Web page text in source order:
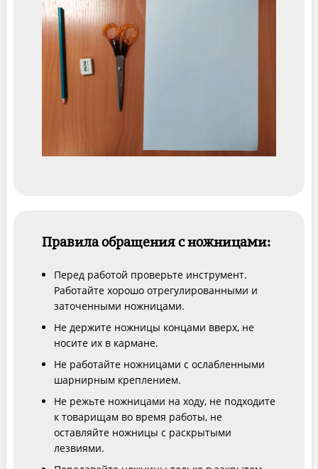
Правила обращения с ножницами:
Перед работой проверьте инструмент.
Работайте хорошо отрегулированными и
заточенными ножницами.
Не держите ножницы концами вверх, не
носите их в кармане.
Не работайте ножницами с ослабленными
шарнирным креплением.
Не режьте ножницами на ходу, не подходите
к товарищам во время работы, не
оставляйте ножницы с раскрытыми
лезвиями.